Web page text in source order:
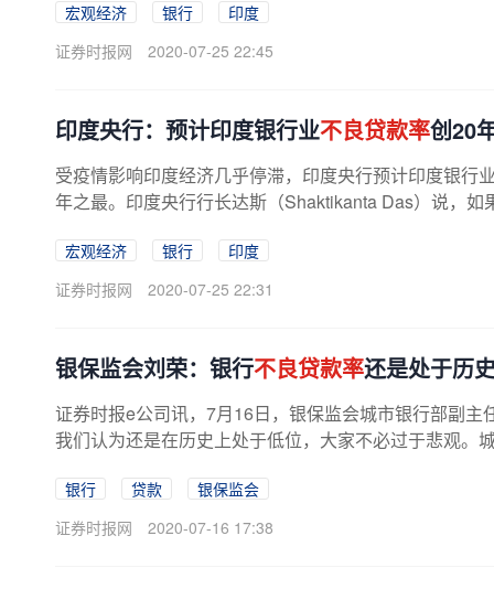
宏观经济 银行
印度
证券时报网
2020-07-25 22:45
印度央行：预计印度银行业不良贷款率创20
受疫情影响印度经济几乎停滞，印度央行预计印度银行
年之最。印度央行行长达斯（Shaktikanta Das）说，
宏观经济 银行
印度
证券时报网
2020-07-25 22:31
银保监会刘荣：银行不良贷款率还是处于历
证券时报e公司讯，7月16日，银保监会城市银行部副主
我们认为还是在历史上处于低位，大家不必过于悲观。
银行 贷款
银保监会
证券时报网
2020-07-16 17:38